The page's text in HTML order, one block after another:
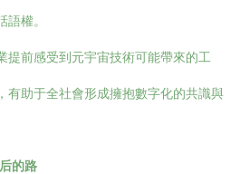
權。
提前感受到元宇宙技術可能帶來的工
有助于全社會形成擁抱數字化的共識與
的路